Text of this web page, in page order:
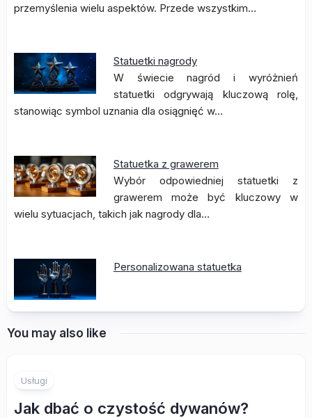
przemyślenia wielu aspektów. Przede wszystkim…
Statuetki nagrody
W świecie nagród i wyróżnień
statuetki odgrywają kluczową rolę,
stanowiąc symbol uznania dla osiągnięć w…
Statuetka z grawerem
Wybór odpowiedniej statuetki z
grawerem może być kluczowy w
wielu sytuacjach, takich jak nagrody dla…
Personalizowana statuetka
You may also like
Usługi
Jak dbać o czystość dywanów?